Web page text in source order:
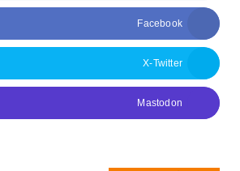
Facebook
X-Twitter
Mastodon